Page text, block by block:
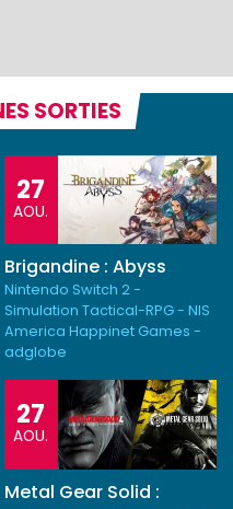
SORTIES
27
AOU.
Brigandine : Abyss
Nintendo Switch 2 -
Simulation Tactical-RPG - NIS
America Happinet Games -
adglobe
27
AOU.
Metal Gear Solid :